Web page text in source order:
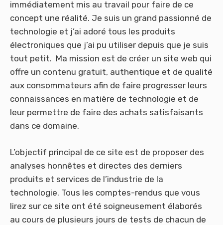
immédiatement mis au travail pour faire de ce
concept une réalité. Je suis un grand passionné de
technologie et j’ai adoré tous les produits
électroniques que j’ai pu utiliser depuis que je suis
tout petit. Ma mission est de créer un site web qui
offre un contenu gratuit, authentique et de qualité
aux consommateurs afin de faire progresser leurs
connaissances en matière de technologie et de
leur permettre de faire des achats satisfaisants
dans ce domaine.
L’objectif principal de ce site est de proposer des
analyses honnêtes et directes des derniers
produits et services de l’industrie de la
technologie. Tous les comptes-rendus que vous
lirez sur ce site ont été soigneusement élaborés
au cours de plusieurs jours de tests de chacun de